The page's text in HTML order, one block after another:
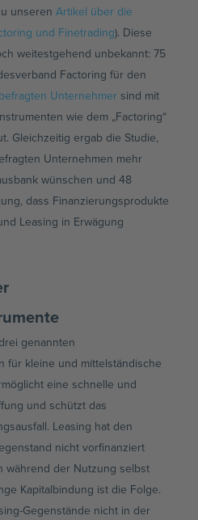
unserenArtikel über die
und Finetrading). Diese
weitestgehend unbekannt: 75
Factoring für den
Unternehmer sind mit
wie dem „Factoring“
Gleichzeitig ergab die Studie,
Unternehmen mehr
wünschen und 48
dass Finanzierungsprodukte
Leasing in Erwägung
genannten
für kleine und mittelständische
eine schnelle und
und schützt das
Leasing hat den
nicht vorfinanziert
während der Nutzung selbst
Kapitalbindung ist die Folge.
Gegenstände nicht in der